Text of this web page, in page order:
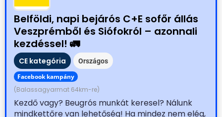
Belföldi, napi bejárós C+E sofőr állás
Veszprémből és Siófokról – azonnali
kezdéssel! 🚛
CE kategória Országos
Facebook kampány
(Balassagyarmat 64km-re)
Kezdő vagy? Beugrós munkát keresel? Nálunk
mindkettőre van lehetőség! Ha mindez nem elég,